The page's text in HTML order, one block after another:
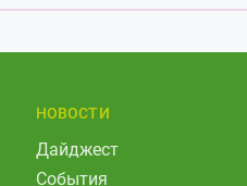
НОВОСТИ
Дайджест
События